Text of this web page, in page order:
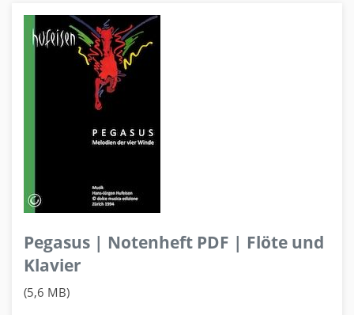
Pegasus | Notenheft PDF | Flöte und
Klavier
(5,6 MB)